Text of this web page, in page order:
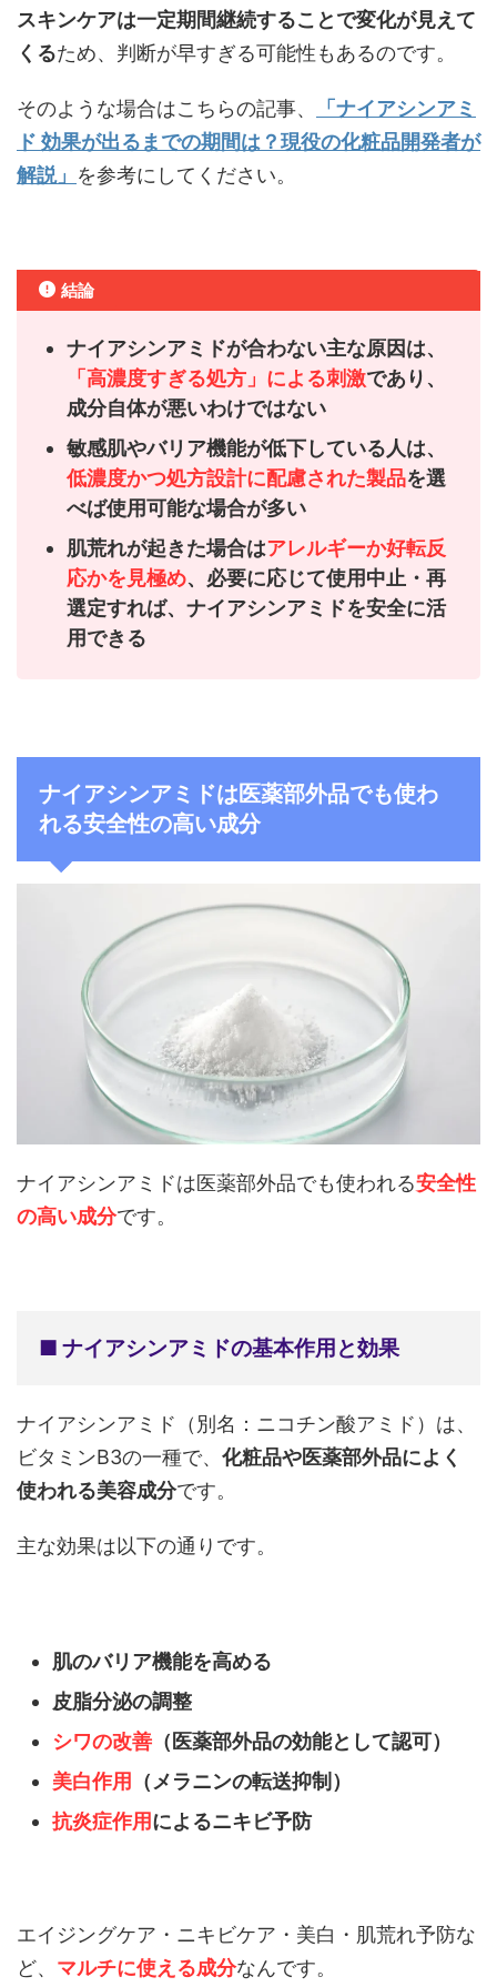
スキンケアは一定期間継続することで変化が見えて
くるため、判断が早すぎる可能性もあるのです。
そのような場合はこちらの記事、
「ナイアシンアミ
ド 効果が出るまでの期間は？現役の化粧品開発者が
解説」 を参考にしてください。
結論
ナイアシンアミドが合わない主な原因は、
「高濃度すぎる処方」による刺激であり、
成分自体が悪いわけではない
敏感肌やバリア機能が低下している人は、
低濃度かつ処方設計に配慮された製品を選
べば使用可能な場合が多い
肌荒れが起きた場合はアレルギーか好転反
応かを見極め、必要に応じて使用中止・再
選定すれば、ナイアシンアミドを安全に活
用できる
ナイアシンアミドは医薬部外品でも使わ
れる安全性の高い成分
ナイアシンアミドは医薬部外品でも使われる安全性
の高い成分です。
■ ナイアシンアミドの基本作用と効果
ナイアシンアミド（別名：ニコチン酸アミド）は、
ビタミンB3の一種で、 化粧品や医薬部外品によく
使われる美容成分です。
主な効果は以下の通りです。
肌のバリア機能を高める
皮脂分泌の調整
シワの改善 （医薬部外品の効能として認可）
美白作用 （メラニンの転送抑制）
抗炎症作用によるニキビ予防
エイジングケア・ニキビケア・美白・肌荒れ予防な
ど、 マルチに使える成分なんです。